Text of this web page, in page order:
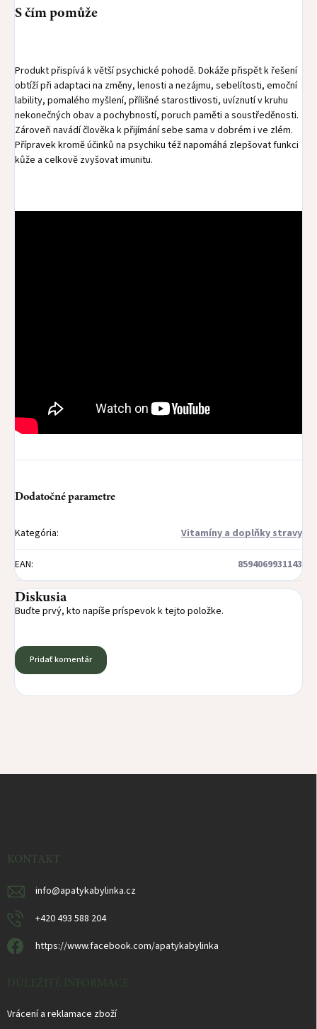
S čím pomůže
Produkt přispívá k větší psychické pohodě. Dokáže přispět k řešení
obtíží při adaptaci na změny, lenosti a nezájmu, sebelítosti, emoční
lability, pomalého myšlení, přílišné starostlivosti, uvíznutí v kruhu
nekonečných obav a pochybností, poruch paměti a soustředěnosti.
Zároveň navádí člověka k přijímání sebe sama v dobrém i ve zlém.
Přípravek kromě účinků na psychiku též napomáhá zlepšovat funkci
kůže a celkově zvyšovat imunitu.
Dodatočné parametre
Kategória: Vitamíny a doplňky stravy
EAN: 8594069931143
Diskusia
Buďte prvý, kto napíše príspevok k tejto položke.
Pridať komentár
KONTAKT
info@apatykabylinka.cz
+420 493 588 204
https://www.facebook.com/apatykabylinka
DŮLEŽITÉ INFORMACE
Vrácení a reklamace zboží